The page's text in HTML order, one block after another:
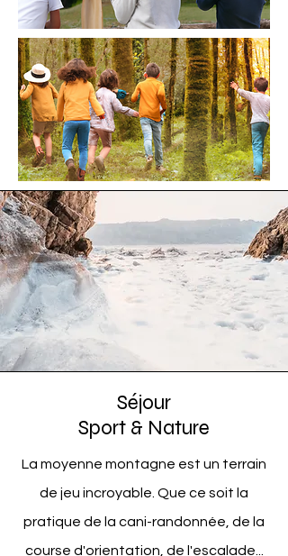
Séjour
Sport & Nature
La moyenne montagne est un terrain
de jeu incroyable. Que ce soit la
pratique de la cani-randonnée, de la
course d'orientation, de l'escalade...